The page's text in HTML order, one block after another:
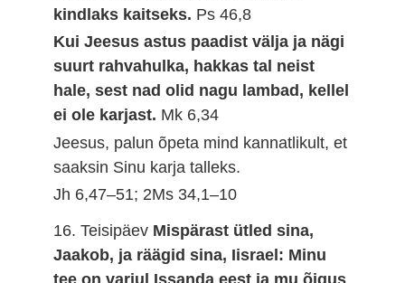
kindlaks kaitseks. Ps 46,8
Kui Jeesus astus paadist välja ja nägi
suurt rahvahulka, hakkas tal neist
hale, sest nad olid nagu lambad, kellel
ei ole karjast. Mk 6,34
Jeesus, palun õpeta mind kannatlikult, et
saaksin Sinu karja talleks.
Jh 6,47–51; 2Ms 34,1–10
16. Teisipäev Mispärast ütled sina,
Jaakob, ja räägid sina, Iisrael: Minu
tee on varjul Issanda eest ja mu õigus